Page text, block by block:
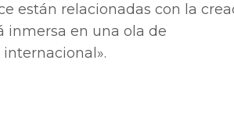
están relacionadas con la
inmersa en una ola de